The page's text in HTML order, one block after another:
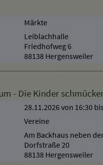
Märkte
Leiblachhalle
Friedhofweg 6
88138 Hergensweiler
- Die Kinder
28.11.2026 von 16:30
Vereine
Am Backhaus neben
Dorfstraße 20
88138 Hergensweiler